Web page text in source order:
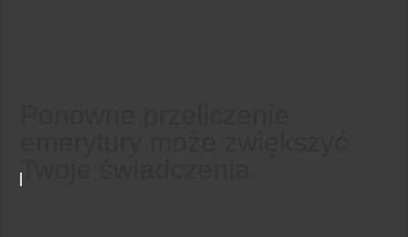
Twoje świadczenia